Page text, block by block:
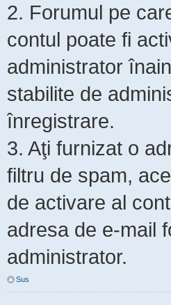
2. Forumul pe
contul poate fi
administrator
stabilite de
înregistrare.
3. Aţi furnizat o
filtru de spam,
de activare al
adresa de e-mail
administrator.
Sus